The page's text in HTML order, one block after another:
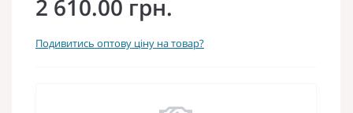
2 610.00 грн.
Подивитись оптову ціну на товар?